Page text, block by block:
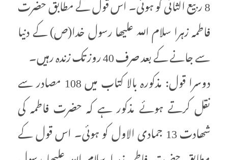
فاطمہ زہرا سلام اللہ علیھا رسول خدا(ص) کے دنیا
سے جانے کے بعد صرف 40 روز تک زندہ رہیں۔
دوسرا قول: مذکورہ بالا کتاب میں 108 مصادر سے
نقل کرتے ہوئے مذکور ہے کہ حضرت فاطمہ کی
شھادت 13 جمادی الاول کو ہوئی۔ اس قول کے